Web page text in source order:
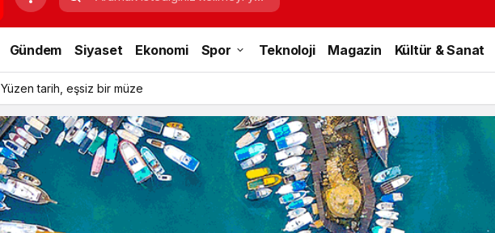
Gündem Siyaset Ekonomi Spor Teknoloji Magazin Kültür & Sanat
Yüzen tarih, eşsiz bir müze